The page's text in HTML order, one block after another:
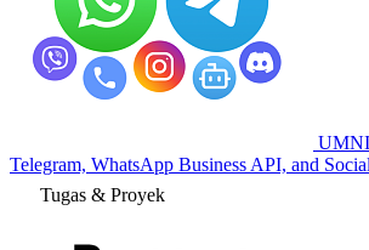
Telegram, WhatsApp Business API, and
Tugas & Proyek